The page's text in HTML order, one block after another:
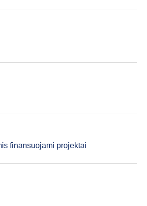
finansuojami projektai